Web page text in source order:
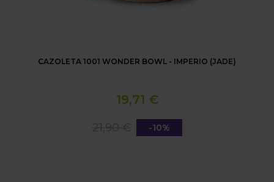
CAZOLETA 1001 WONDER BOWL - IMPERIO (JADE)
19,71 €
-10%